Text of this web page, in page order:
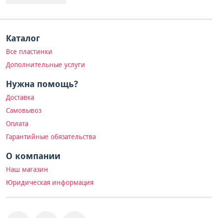
Каталог
Все пластинки
Дополнительные услуги
Нужна помощь?
Доставка
Самовывоз
Оплата
Гарантийные обязательства
О компании
Наш магазин
Юридическая информация